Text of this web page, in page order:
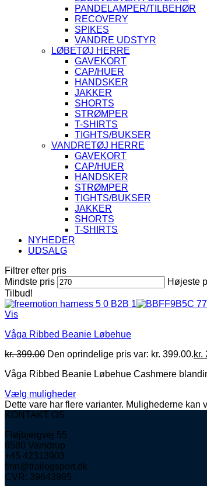
PANDELAMPER/TILBEHØR
RECOVERY
SPIKES
VANDRE UDSTYR
LØBETØJ HERRE
GAVEKORT
CAP/HUER
HANDSKER
JAKKER
SHORTS
STRØMPER
T-SHIRTS
TIGHTS/BUKSER
VANDRETØJ HERRE
GAVEKORT
CAP/HUER
HANDSKER
STRØMPER
TIGHTS/BUKSER
JAKKER
SHORTS
T-SHIRTS
NYHEDER
UDSALG
Filtrer efter pris
Mindste pris
Højeste
Tilbud!
Vis
Våga Ribbed Beanie Løbehue
kr.399.00 Den oprindelige pris var: kr. 399.00.kr.
Våga Ribbed Beanie Løbehue Cashmere
Vælg muligheder
Dette vare har flere varianter. Mulighederne kan
KONTAKT OS
Fløjbjergvej 55
6580 Vamdrup
+45 42313903
finn@trailogsport.dk
CVR: 39643995